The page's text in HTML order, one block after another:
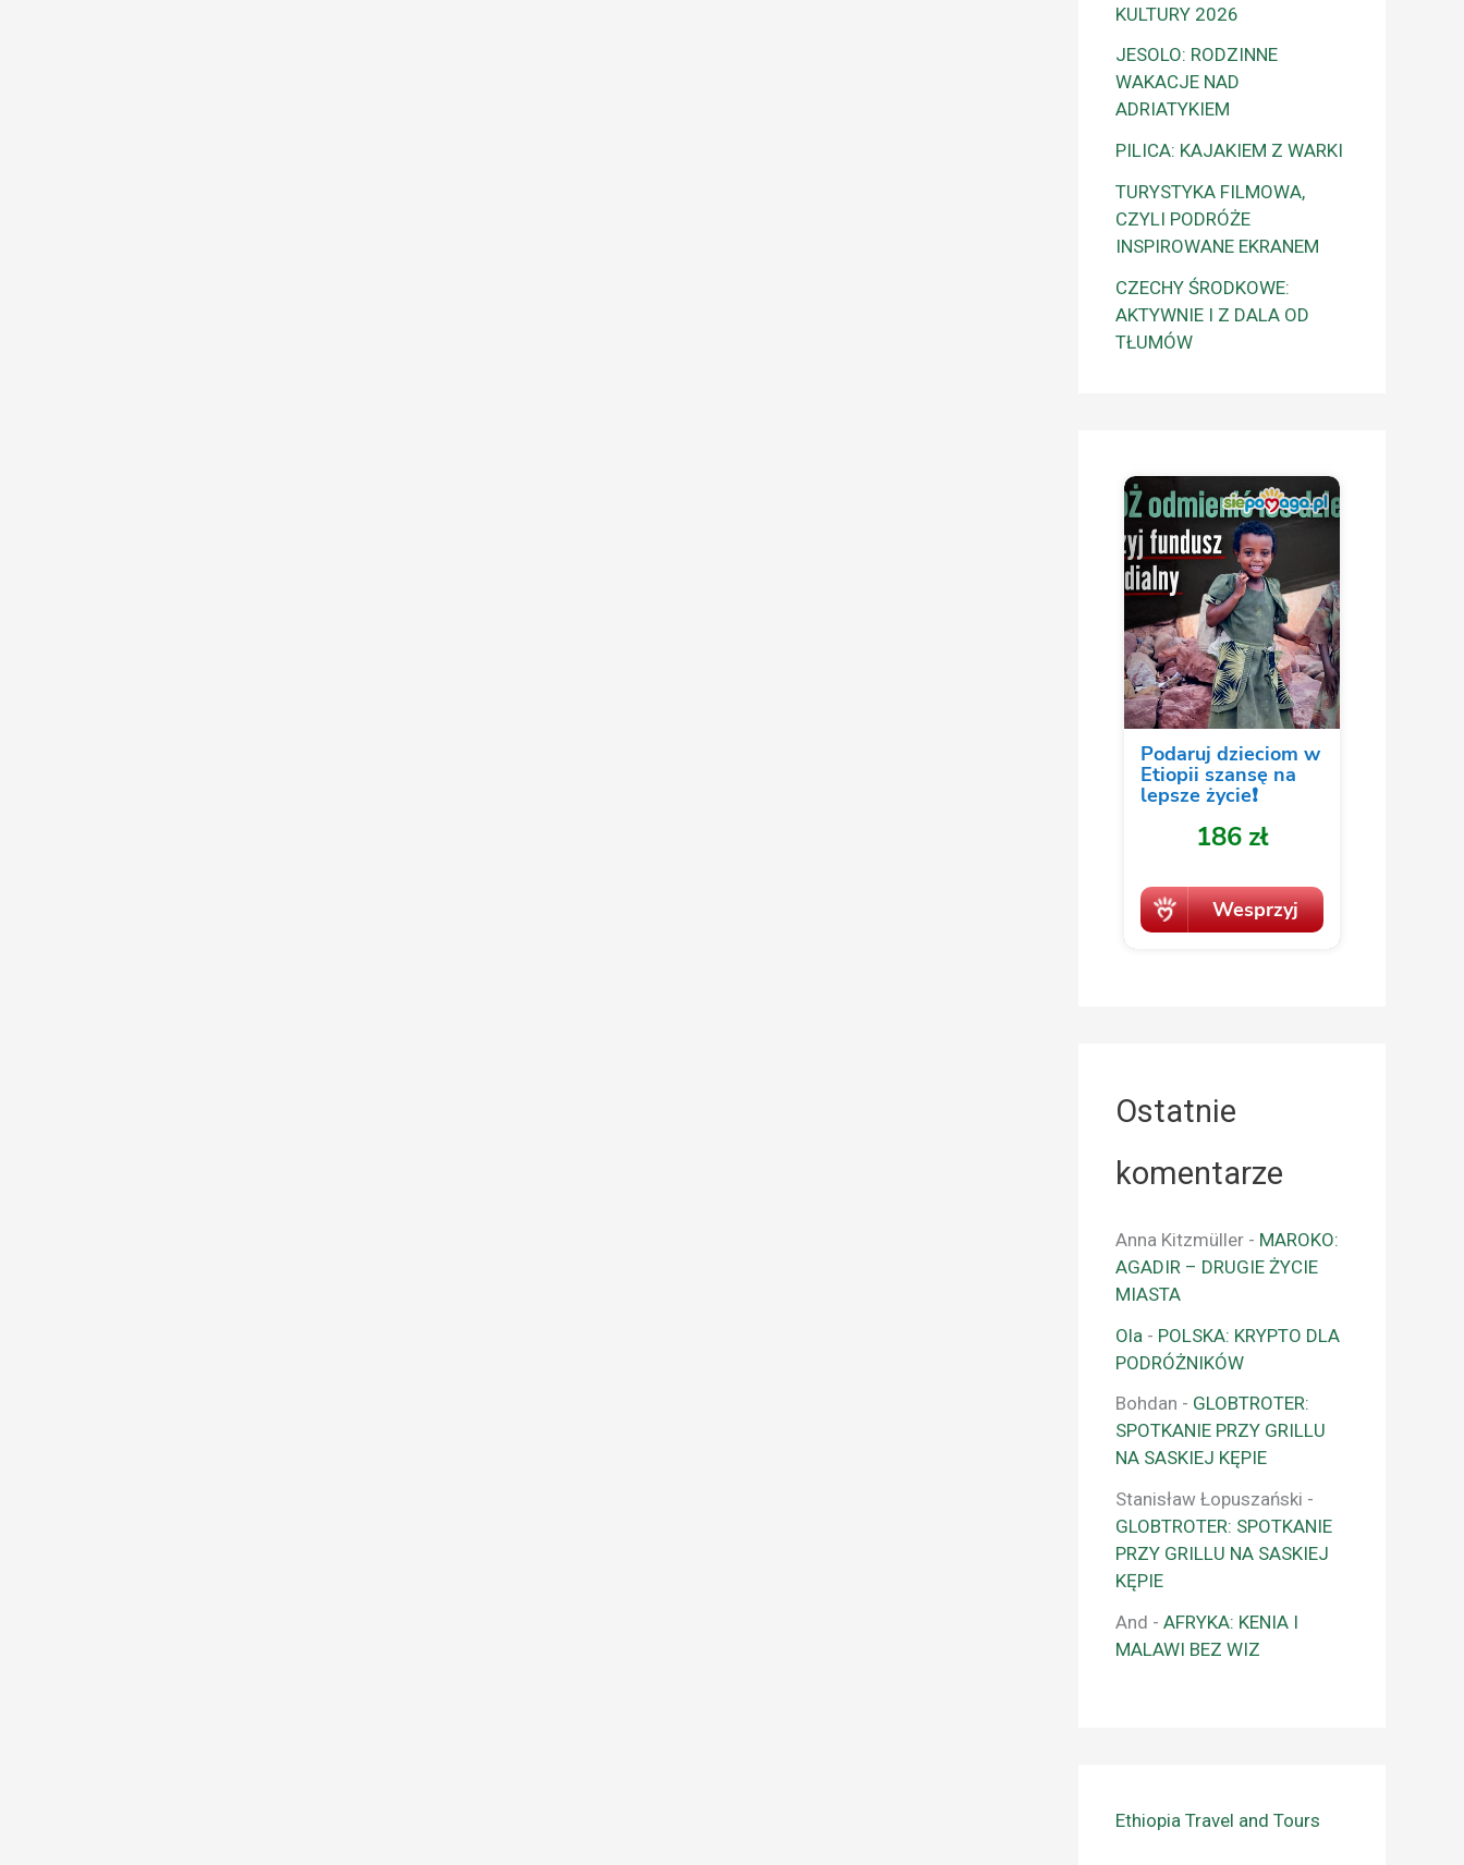
KULTURY 2026
JESOLO: RODZINNE
WAKACJE NAD
ADRIATYKIEM
PILICA: KAJAKIEM Z WARKI
TURYSTYKA FILMOWA,
CZYLI PODRÓŻE
INSPIROWANE EKRANEM
CZECHY ŚRODKOWE:
AKTYWNIE I Z DALA OD
TŁUMÓW
Ostatnie
komentarze
Anna Kitzmüller - MAROKO:
AGADIR – DRUGIE ŻYCIE
MIASTA
Ola - POLSKA: KRYPTO DLA
PODRÓŻNIKÓW
Bohdan - GLOBTROTER:
SPOTKANIE PRZY GRILLU
NA SASKIEJ KĘPIE
Stanisław Łopuszański -
GLOBTROTER: SPOTKANIE
PRZY GRILLU NA SASKIEJ
KĘPIE
And - AFRYKA: KENIA I
MALAWI BEZ WIZ
Ethiopia Travel and Tours